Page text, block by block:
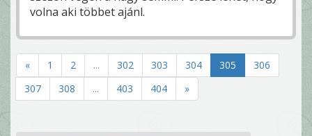
volna aki többet ajánl.
« 1 2 ... 302 303 304 305
306
307
308 ... 403 404 »